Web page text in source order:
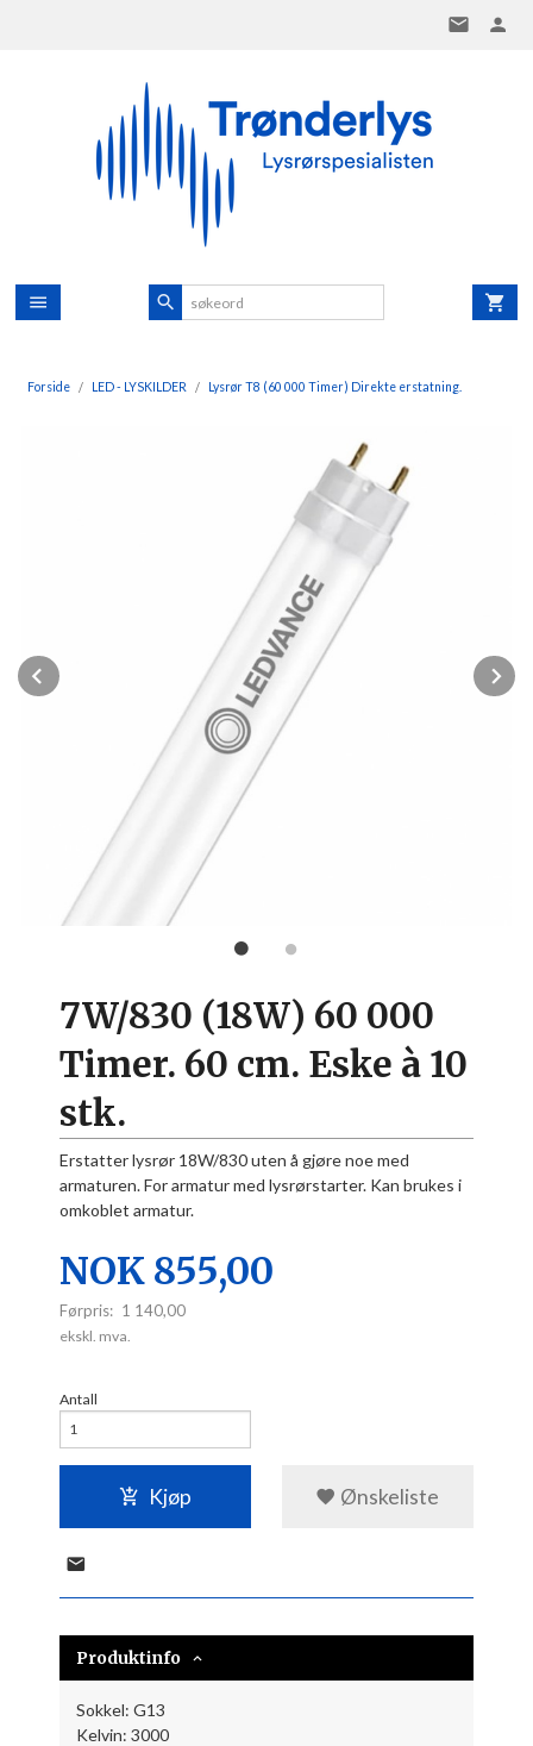
Forside LED - LYSKILDER Lysrør T8 (60 000 Timer) Direkte erstatning.
Prev
7W/830 (18W) 60 000
Timer. 60 cm. Eske à 10
stk.
Erstatter lysrør 18W/830 uten å gjøre noe med
armaturen. For armatur med lysrørstarter. Kan brukes i
omkoblet armatur.
Tilbud
NOK 855,00
Førpris: 1 140,00
Rabatt
ekskl. mva.
Antall
Kjøp Ønskeliste
Produktinfo
Sokkel: G13
Kelvin: 3000